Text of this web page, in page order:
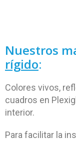
Nuestros
rígido:
Colores vivos,
cuadros en
interior.
Para facilitar la